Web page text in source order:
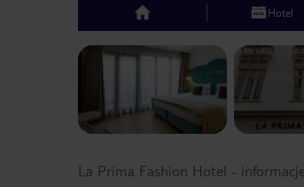
top Hotel
Previous slide
La Prima Fashion Hotel - informacje